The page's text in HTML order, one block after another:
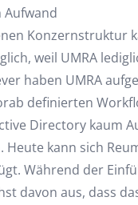
Konzernstruktur
weil UMRA
haben UMRA
definierten
Directory kaum
Heute kann sich
Während der
davon aus, dass